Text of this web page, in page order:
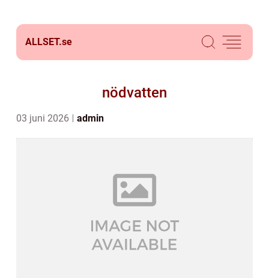
ALLSET.se
nödvatten
03 juni 2026 admin